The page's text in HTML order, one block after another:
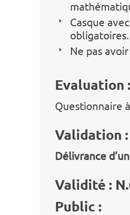
Casque
obligatoires.
Ne pas
Evaluation
Questionnaire
Validation :
Délivrance
Validité :
Public :